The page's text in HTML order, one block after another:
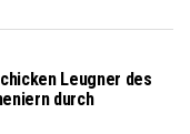
Leugner des
durch